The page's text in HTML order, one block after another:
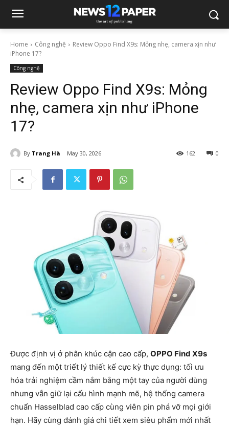
Home Công nghệ
Review Oppo Find X9s: Mỏng nhẹ, camera xịn như
iPhone 17?
Công nghệ
Review Oppo Find X9s: Mỏng
nhẹ, camera xịn như iPhone
17?
By Trang Hà May 30, 2026 0
162
Được định vị ở phân khúc cận cao cấp, OPPO Find X9s
mang đến một triết lý thiết kế cực kỳ thực dụng: tối ưu
hóa trải nghiệm cầm nắm bằng một tay của người dùng
nhưng vẫn giữ lại cấu hình mạnh mẽ, hệ thống camera
chuẩn Hasselblad cao cấp cùng viên pin phá vỡ mọi giới
hạn. Hãy cùng đánh giá chi tiết xem siêu phẩm mới nhất